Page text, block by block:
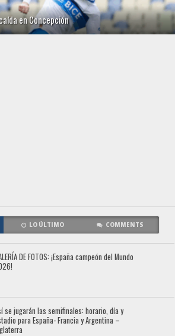
en Concepción
LO ÚLTIMO COMMENTS
DE FOTOS: ¡España campeón del Mundo
se jugarán las semifinales: horario, día y
para España- Francia y Argentina –